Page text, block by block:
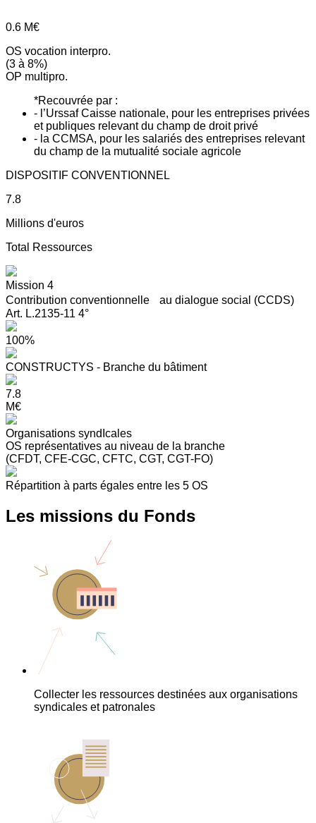
0.6 M€
OS vocation interpro.
(3 à 8%)
OP multipro.
*Recouvrée par :
- l’Urssaf Caisse nationale, pour les entreprises privées
et publiques relevant du champ de droit privé
- la CCMSA, pour les salariés des entreprises relevant
du champ de la mutualité sociale agricole
DISPOSITIF CONVENTIONNEL
7.8
Millions d'euros
Total Ressources
Mission 4
Contribution conventionnelle au dialogue social (CCDS)
Art. L.2135-11 4°
100%
CONSTRUCTYS - Branche du bâtiment
7.8
M€
Organisations syndIcales
OS représentatives au niveau de la branche
(CFDT, CFE-CGC, CFTC, CGT, CGT-FO)
Répartition à parts égales entre les 5 OS
Les missions du Fonds
Collecter les ressources destinées aux organisations
syndicales et patronales